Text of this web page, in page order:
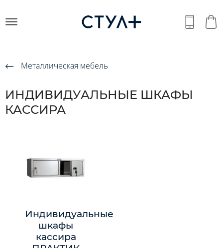
Металлическая мебель
ИНДИВИДУАЛЬНЫЕ ШКАФЫ
КАССИРА
Индивидуальные
шкафы
кассира